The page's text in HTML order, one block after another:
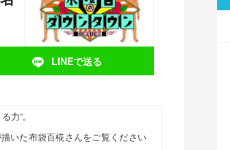
LINEで送る
力”。
描いた布袋百椛さんをご覧ください